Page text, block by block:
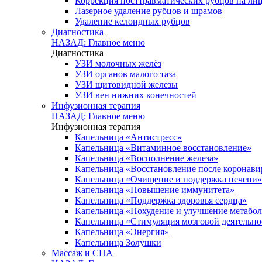
Лазерное удаление рубцов и шрамов
Удаление келоидных рубцов
Диагностика
НАЗАД: Главное меню
Диагностика
УЗИ молочных желёз
УЗИ органов малого таза
УЗИ щитовидной железы
УЗИ вен нижних конечностей
Инфузионная терапия
НАЗАД: Главное меню
Инфузионная терапия
Капельница «Антистресс»
Капельница «Витаминное восстановление»
Капельница «Восполнение железа»
Капельница «Восстановление после
Капельница «Очищение и поддержка печени»
Капельница «Повышение иммунитета»
Капельница «Поддержка здоровья сердца»
Капельница «Похудение и улучшение
Капельница «Стимуляция мозговой
Капельница «Энергия»
Капельница Золушки
Массаж и СПА